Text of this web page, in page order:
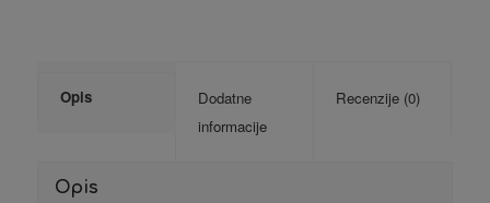
Opis
Dodatne
informacije
Recenzije (0)
Opis